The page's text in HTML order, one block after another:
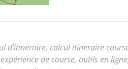
d'itinéraire, calcul itineraire
expérience de course, outils en ligne,